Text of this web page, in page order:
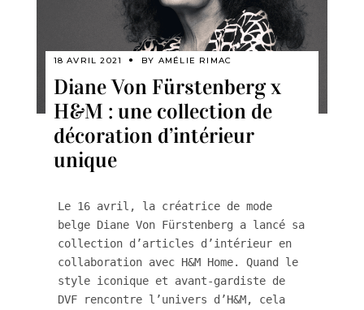
18 AVRIL 2021 BY AMÉLIE RIMAC
Diane Von Fürstenberg x
H&M : une collection de
décoration d’intérieur
unique
Le 16 avril, la créatrice de mode
belge Diane Von Fürstenberg a lancé sa
collection d’articles d’intérieur en
collaboration avec H&M Home. Quand le
style iconique et avant-gardiste de
DVF rencontre l’univers d’H&M, cela